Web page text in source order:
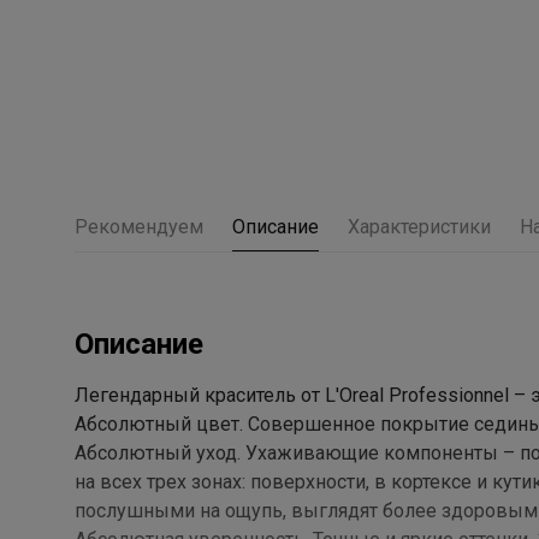
Рекомендуем Описание Характеристики
Описание
Легендарный краситель от L'Oreal Professionnel –
Абсолютный цвет. Совершенное покрытие
Абсолютный уход. Ухаживающие компоненты –
на всех трех зонах: поверхности, в кортексе и
послушными на ощупь, выглядят более